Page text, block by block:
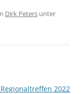
Dirk Peters unter
2022